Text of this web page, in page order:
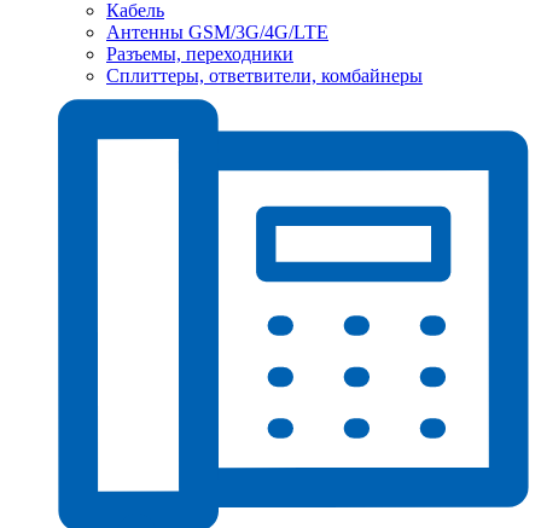
Кабель
Антенны GSM/3G/4G/LTE
Разъемы, переходники
Сплиттеры, ответвители, комбайнеры